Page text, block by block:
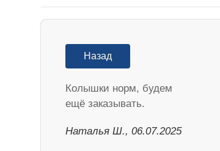
Назад
Колышки норм, будем
ещё заказывать.
Наталья Ш., 06.07.2025